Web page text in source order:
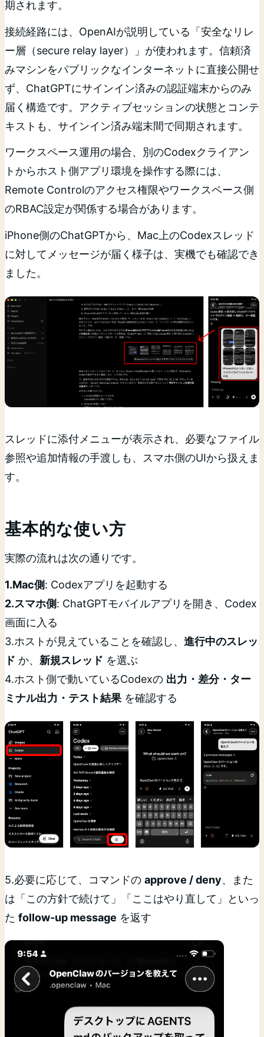
期されます。
接続経路には、OpenAIが説明している「安全なリレ
ー層（secure relay layer）」が使われます。信頼済
みマシンをパブリックなインターネットに直接公開せ
ず、ChatGPTにサインイン済みの認証端末からのみ
届く構造です。アクティブセッションの状態とコンテ
キストも、サインイン済み端末間で同期されます。
ワークスペース運用の場合、別のCodexクライアン
トからホスト側アプリ環境を操作する際には、
Remote Controlのアクセス権限やワークスペース側
のRBAC設定が関係する場合があります。
iPhone側のChatGPTから、Mac上のCodexスレッド
に対してメッセージが届く様子は、実機でも確認でき
ました。
スレッドに添付メニューが表示され、必要なファイル
参照や追加情報の手渡しも、スマホ側のUIから扱えま
す。
基本的な使い方
実際の流れは次の通りです。
1.Mac側: Codexアプリを起動する
2.スマホ側: ChatGPTモバイルアプリを開き、Codex
画面に入る
3.ホストが見えていることを確認し、 進行中のスレッ
ド か、 新規スレッド を選ぶ
4.ホスト側で動いているCodexの 出力・差分・ター
ミナル出力・テスト結果 を確認する
5.必要に応じて、コマンドの approve / deny、また
は「この方針で続けて」「ここはやり直して」といっ
た follow-up message を返す